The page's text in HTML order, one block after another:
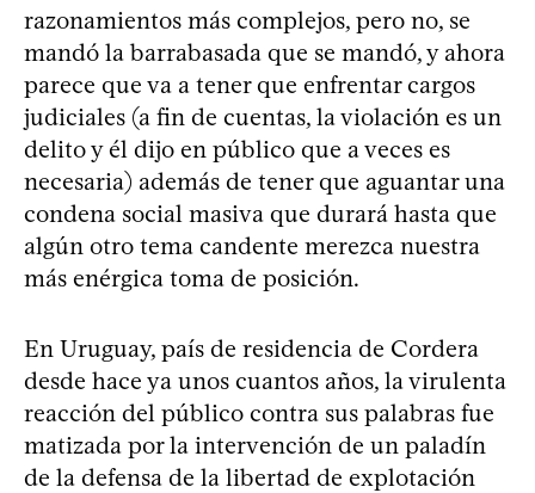
razonamientos más complejos, pero no, se
mandó la barrabasada que se mandó, y ahora
parece que va a tener que enfrentar cargos
judiciales (a fin de cuentas, la violación es un
delito y él dijo en público que a veces es
necesaria) además de tener que aguantar una
condena social masiva que durará hasta que
algún otro tema candente merezca nuestra
más enérgica toma de posición.
En Uruguay, país de residencia de Cordera
desde hace ya unos cuantos años, la virulenta
reacción del público contra sus palabras fue
matizada por la intervención de un paladín
de la defensa de la libertad de explotación